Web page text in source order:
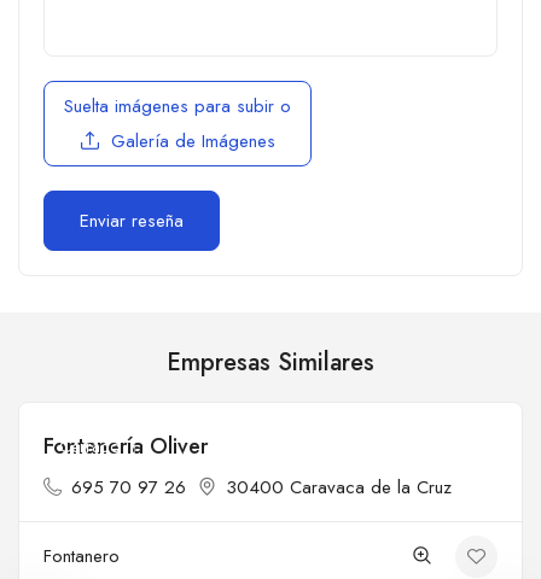
Suelta imágenes para subir o
Galería de Imágenes
Empresas Similares
Cerrado
Fontanería Oliver
695 70 97 26 30400 Caravaca de la Cruz
Fontanero